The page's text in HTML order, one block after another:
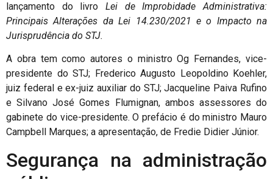
lançamento do livro Lei de Improbidade Administrativa:
Principais Alterações da Lei 14.230/2021 e o Impacto na
Jurisprudência do STJ.
A obra tem como autores o ministro Og Fernandes, vice-
presidente do STJ; Frederico Augusto Leopoldino Koehler,
juiz federal e ex-juiz auxiliar do STJ; Jacqueline Paiva Rufino
e Silvano José Gomes Flumignan, ambos assessores do
gabinete do vice-presidente. O prefácio é do ministro Mauro
Campbell Marques; a apresentação, de Fredie Didier Júnior.
Segurança na administração